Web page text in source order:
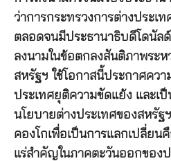
ว่าการกระทรวงการต่างประเท
ตลอดจนมีประธานาธิบดีโดนัล
ลงนามในข้อตกลงสันติภาพระห
สหรัฐฯ ใช้โอกาสนี้ประกาศควา
ประเทศยุติความขัดแย้ง และเ
นโยบายต่างประเทศของสหรัฐ
คองโกเพื่อเป็นการแลกเปลี่ยน
แร่สำคัญในภาคตะวันออกของ